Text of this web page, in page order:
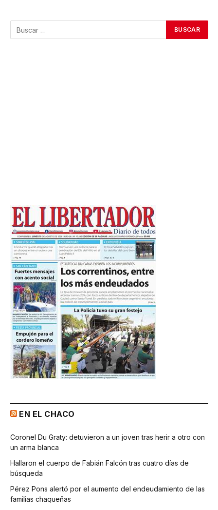
EN EL CHACO
Coronel Du Graty: detuvieron a un joven tras herir a otro con
un arma blanca
Hallaron el cuerpo de Fabián Falcón tras cuatro días de
búsqueda
Pérez Pons alertó por el aumento del endeudamiento de las
familias chaqueñas